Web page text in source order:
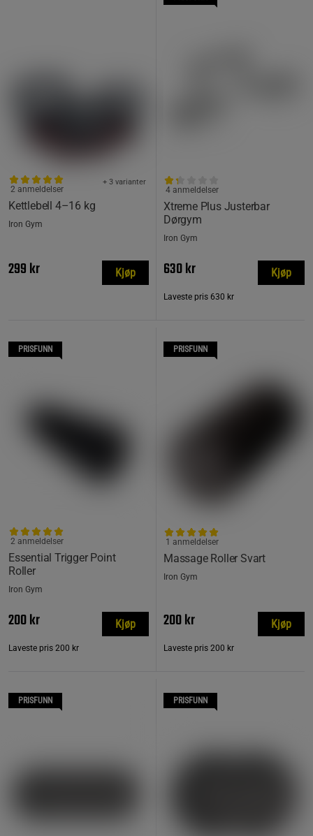
Kettlebell 4–16 kg
+ 3 varianter
2 anmeldelser
Iron Gym
299 kr Kjøp
Xtreme Plus Justerbar
Dørgym
4 anmeldelser
Iron Gym
630 kr
Laveste pris 630 kr
Kjøp
PRISFUNN
Essential Trigger Point
Roller
2 anmeldelser
Iron Gym
200 kr
Laveste pris 200 kr
Kjøp
PRISFUNN
Massage Roller Svart
1 anmeldelser
Iron Gym
200 kr
Laveste pris 200 kr
Kjøp
PRISFUNN PRISFUNN